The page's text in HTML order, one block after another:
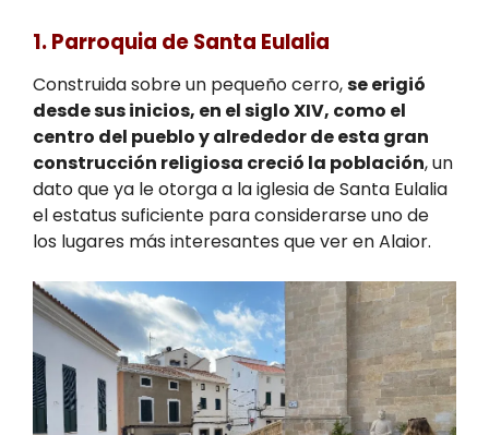
1. Parroquia de Santa Eulalia
Construida sobre un pequeño cerro,se erigió
desde sus inicios, en el siglo XIV, como el
centro del pueblo y alrededor de esta gran
construcción religiosa creció la población, un
dato que ya le otorga a la iglesia de Santa Eulalia
el estatus suficiente para considerarse uno de
los lugares más interesantes que ver en Alaior.